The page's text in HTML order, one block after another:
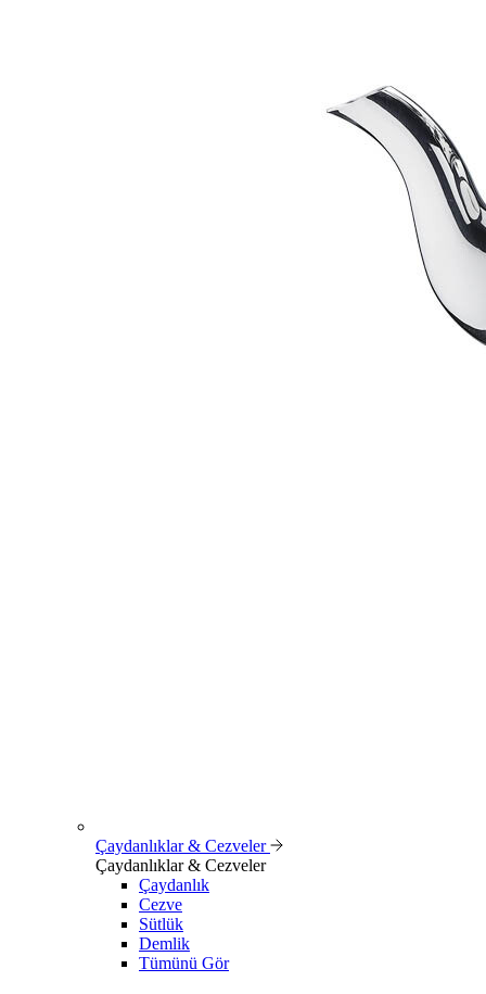
Çaydanlıklar & Cezveler
Çaydanlıklar & Cezveler
Çaydanlık
Cezve
Sütlük
Demlik
Tümünü Gör